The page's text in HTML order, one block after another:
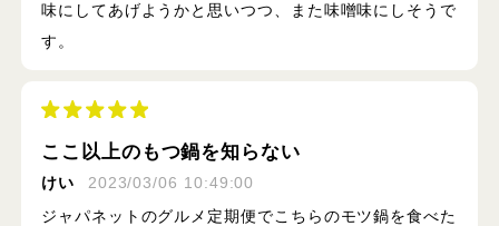
味にしてあげようかと思いつつ、また味噌味にしそうで
す。
ここ以上のもつ鍋を知らない
けい
2023/03/06 10:49:00
ジャパネットのグルメ定期便でこちらのモツ鍋を食べた